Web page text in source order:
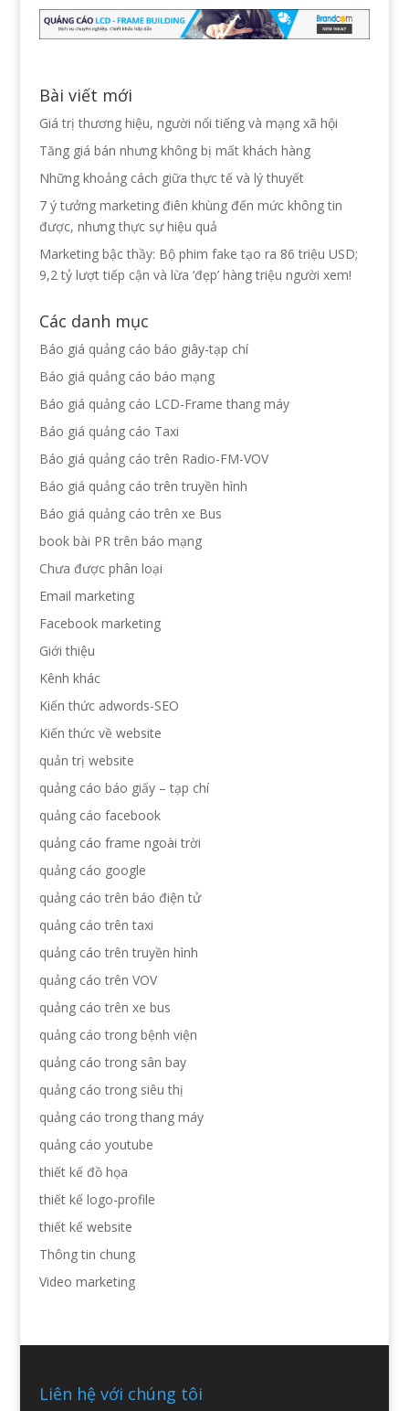
Bài viết mới
Giá trị thương hiệu, người nổi tiếng và mạng xã hội
Tăng giá bán nhưng không bị mất khách hàng
Những khoảng cách giữa thực tế và lý thuyết
7 ý tưởng marketing điên khùng đến mức không tin
được, nhưng thực sự hiệu quả
Marketing bậc thầy: Bộ phim fake tạo ra 86 triệu USD;
9,2 tỷ lượt tiếp cận và lừa ‘đẹp’ hàng triệu người xem!
Các danh mục
Báo giá quảng cáo báo giây-tạp chí
Báo giá quảng cáo báo mạng
Báo giá quảng cáo LCD-Frame thang máy
Báo giá quảng cáo Taxi
Báo giá quảng cáo trên Radio-FM-VOV
Báo giá quảng cáo trên truyền hình
Báo giá quảng cáo trên xe Bus
book bài PR trên báo mạng
Chưa được phân loại
Email marketing
Facebook marketing
Giới thiệu
Kênh khác
Kiến thức adwords-SEO
Kiến thức về website
quản trị website
quảng cáo báo giấy – tạp chí
quảng cáo facebook
quảng cáo frame ngoài trời
quảng cáo google
quảng cáo trên báo điện tử
quảng cáo trên taxi
quảng cáo trên truyền hình
quảng cáo trên VOV
quảng cáo trên xe bus
quảng cáo trong bệnh viện
quảng cáo trong sân bay
quảng cáo trong siêu thị
quảng cáo trong thang máy
quảng cáo youtube
thiết kế đồ họa
thiết kế logo-profile
thiết kế website
Thông tin chung
Video marketing
Liên hệ với chúng tôi